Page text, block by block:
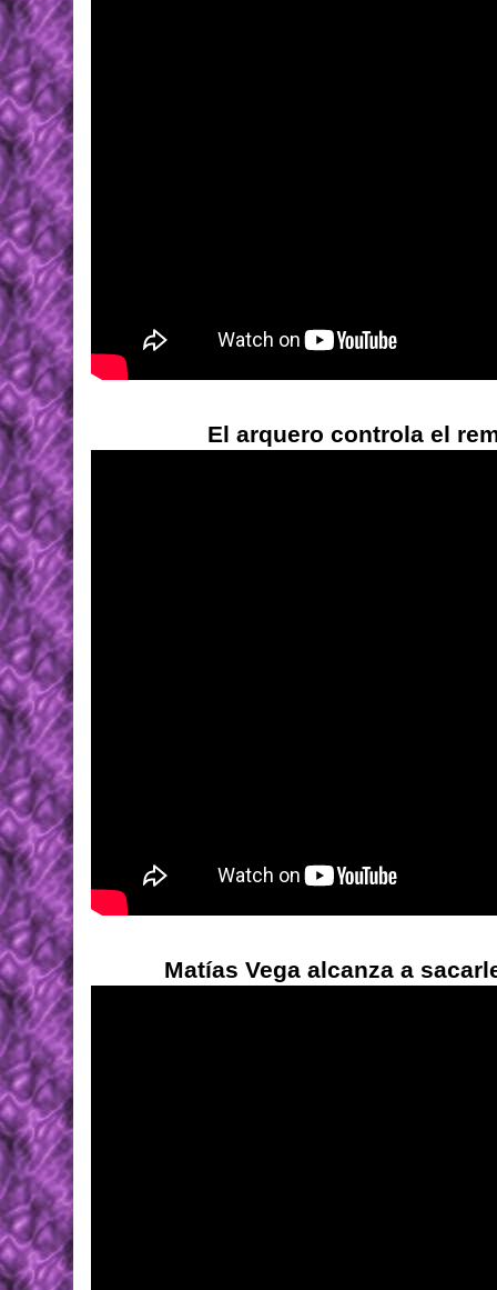
El arquero controla el
Matías Vega alcanza a